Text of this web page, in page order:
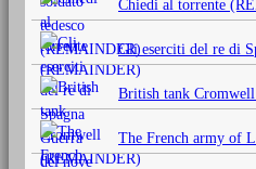
Chiedi al torrente
Gli eserciti del re di
British tank
The French army of